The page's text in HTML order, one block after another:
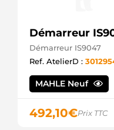
Démarreur
Démarreur IS9047
Ref. AtelierD :
MAHLE Neuf
492,10€Prix TTC